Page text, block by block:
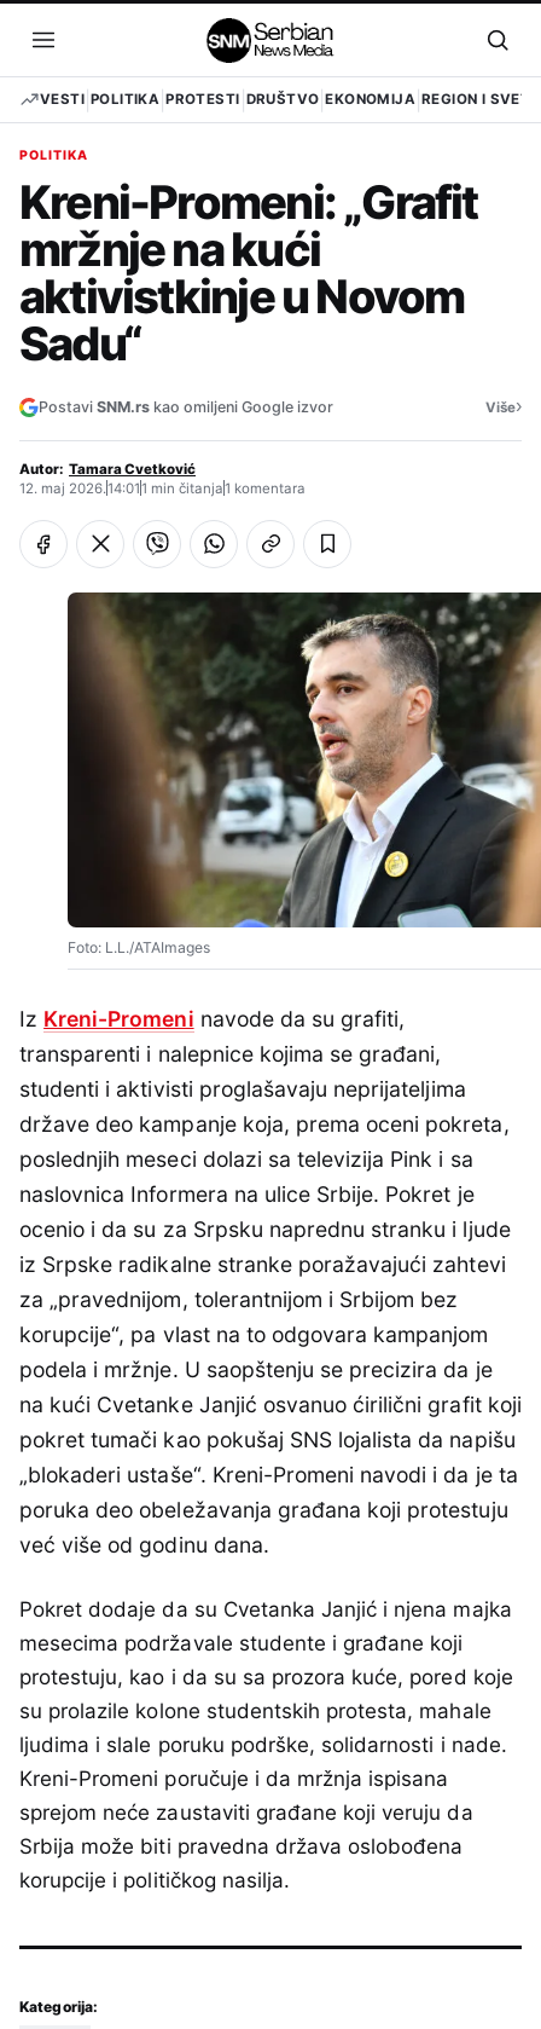
sadržaj
Otvori
meni
VESTI POLITIKA PROTESTI DRUŠTVO EKONOMIJA REGION I SVET
POLITIKA
Kreni-Promeni: „Grafit
mržnje na kući
aktivistkinje u Novom
Sadu“
Postavi SNM.rs kao omiljeni Google izvor Više›
Autor: Tamara Cvetković
12. maj 2026.14:011 min čitanja1 komentara
Foto: L.L./ATAImages
Iz Kreni-Promeni navode da su grafiti,
transparenti i nalepnice kojima se građani,
studenti i aktivisti proglašavaju neprijateljima
države deo kampanje koja, prema oceni pokreta,
poslednjih meseci dolazi sa televizija Pink i sa
naslovnica Informera na ulice Srbije. Pokret je
ocenio i da su za Srpsku naprednu stranku i ljude
iz Srpske radikalne stranke poražavajući zahtevi
za „pravednijom, tolerantnijom i Srbijom bez
korupcije“, pa vlast na to odgovara kampanjom
podela i mržnje. U saopštenju se precizira da je
na kući Cvetanke Janjić osvanuo ćirilični grafit koji
pokret tumači kao pokušaj SNS lojalista da napišu
„blokaderi ustaše“. Kreni-Promeni navodi i da je ta
poruka deo obeležavanja građana koji protestuju
već više od godinu dana.
Pokret dodaje da su Cvetanka Janjić i njena majka
mesecima podržavale studente i građane koji
protestuju, kao i da su sa prozora kuće, pored koje
su prolazile kolone studentskih protesta, mahale
ljudima i slale poruku podrške, solidarnosti i nade.
Kreni-Promeni poručuje i da mržnja ispisana
sprejom neće zaustaviti građane koji veruju da
Srbija može biti pravedna država oslobođena
korupcije i političkog nasilja.
Kategorija: